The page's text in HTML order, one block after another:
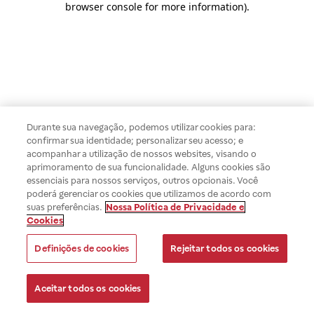
browser console for more information).
Durante sua navegação, podemos utilizar cookies para:
confirmar sua identidade; personalizar seu acesso; e
acompanhar a utilização de nossos websites, visando o
aprimoramento de sua funcionalidade. Alguns cookies são
essenciais para nossos serviços, outros opcionais. Você
poderá gerenciar os cookies que utilizamos de acordo com
suas preferências. Nossa Política de Privacidade e
Cookies
Definições de cookies Rejeitar todos os cookies
Aceitar todos os cookies